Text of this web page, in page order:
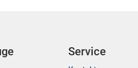
Service